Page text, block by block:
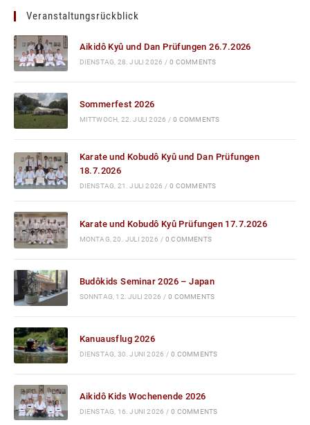
Veranstaltungsrückblick
Aikidô Kyû und Dan Prüfungen 26.7.2026
DIENSTAG, 28. JULI 2026 / 0 COMMENTS
Sommerfest 2026
MITTWOCH, 22. JULI 2026 / 0 COMMENTS
Karate und Kobudô Kyû und Dan Prüfungen
18.7.2026
DIENSTAG, 21. JULI 2026 / 0 COMMENTS
Karate und Kobudô Kyû Prüfungen 17.7.2026
MONTAG, 20. JULI 2026 / 0 COMMENTS
Budôkids Seminar 2026 – Japan
SONNTAG, 12. JULI 2026 / 0 COMMENTS
Kanuausflug 2026
DIENSTAG, 30. JUNI 2026 / 0 COMMENTS
Aikidô Kids Wochenende 2026
DIENSTAG, 16. JUNI 2026 / 0 COMMENTS